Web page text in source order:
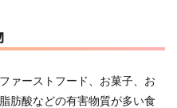
ァーストフード、お菓子、お
肪酸などの有害物質が多い食